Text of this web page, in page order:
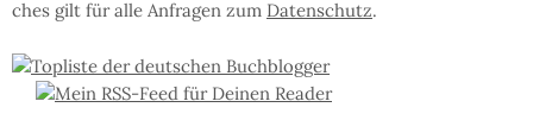
ches gilt für al­le An­fra­gen zum Da­ten­schutz.